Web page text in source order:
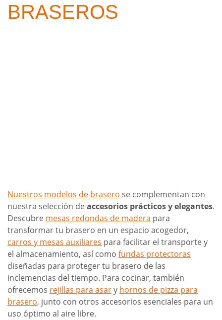
BRASEROS
Nuestros modelos de brasero se complementan con
nuestra selección deaccesorios prácticos y elegantes.
Descubre mesas redondas de madera para
transformar tu brasero en un espacio acogedor,
carros y mesas auxiliares para facilitar el transporte y
el almacenamiento, así como fundas protectoras
diseñadas para proteger tu brasero de las
inclemencias del tiempo. Para cocinar, también
ofrecemos rejillas para asary hornos de pizza para
brasero, junto con otros accesorios esenciales para un
uso óptimo al aire libre.